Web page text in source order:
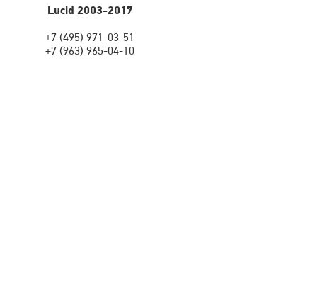
Lucid 2003-2017
+7 (495) 971-03-51
+7 (963) 965-04-10